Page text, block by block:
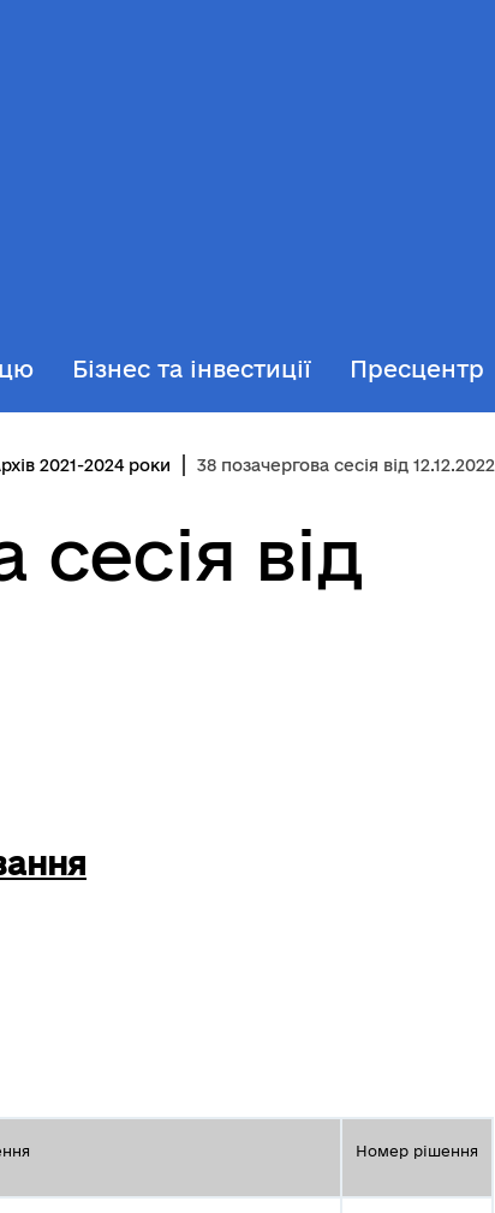
Бізнес та інвестиції Пресцентр
2021-2024 роки 38 позачергова сесія від 12.12.2022
сесія від
Номер рішення